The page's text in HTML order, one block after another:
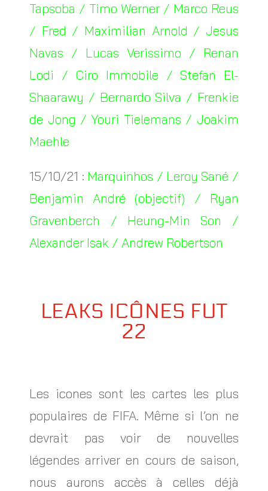
Tapsoba / Timo Werner / Marco Reus
/ Fred / Maximilian Arnold / Jesus
Navas / Lucas Verissimo / Renan
Lodi / Ciro Immobile / Stefan El-
Shaarawy / Bernardo Silva / Frenkie
de Jong / Youri Tielemans / Joakim
Maehle
15/10/21 : Marquinhos / Leroy Sané /
Benjamin André (objectif) / Ryan
Gravenberch / Heung-Min Son /
Alexander Isak / Andrew Robertson
LEAKS ICÔNES FUT
22
Les icones sont les cartes les plus
populaires de FIFA. Même si l’on ne
devrait pas voir de nouvelles
légendes arriver en cours de saison,
nous aurons accès à celles déjà